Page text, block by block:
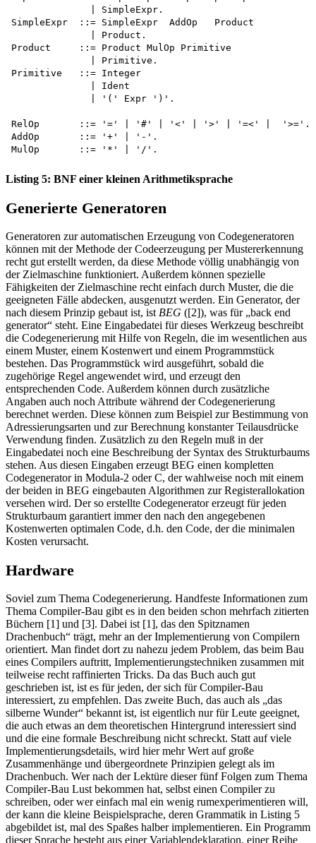
              | SimpleExpr.
SimpleExpr  ::= SimpleExpr  AddOp   Product
              | Product.
Product     ::= Product MulOp Primitive
              | Primitive.
Primitive   ::= Integer
              | Ident
              | '(' Expr ')'.
RelOp       ::= '=' | '#' | '<' | '>' | '=<' |  '>='.
AddOp       ::= '+' | '-'.
Listing 5: BNF einer kleinen Arithmetiksprache
Generierte Generatoren
Generatoren zur automatischen Erzeugung von Codegeneratoren
können mit der Methode der Codeerzeugung per Mustererkennung
recht gut erstellt werden, da diese Methode völlig unabhängig von
der Zielmaschine funktioniert. Außerdem können spezielle
Fähigkeiten der Zielmaschine recht einfach durch Muster, die die
geeigneten Fälle abdecken, ausgenutzt werden. Ein Generator, der
nach diesem Prinzip gebaut ist, ist BEG ([2]), was für „back end
generator“ steht. Eine Eingabedatei für dieses Werkzeug beschreibt
die Codegenerierung mit Hilfe von Regeln, die im wesentlichen aus
einem Muster, einem Kostenwert und einem Programmstück
bestehen. Das Programmstück wird ausgeführt, sobald die
zugehörige Regel angewendet wird, und erzeugt den
entsprechenden Code. Außerdem können durch zusätzliche
Angaben auch noch Attribute während der Codegenerierung
berechnet werden. Diese können zum Beispiel zur Bestimmung von
Adressierungsarten und zur Berechnung konstanter Teilausdrücke
Verwendung finden. Zusätzlich zu den Regeln muß in der
Eingabedatei noch eine Beschreibung der Syntax des Strukturbaums
stehen. Aus diesen Eingaben erzeugt BEG einen kompletten
Codegenerator in Modula-2 oder C, der wahlweise noch mit einem
der beiden in BEG eingebauten Algorithmen zur Registerallokation
versehen wird. Der so erstellte Codegenerator erzeugt für jeden
Strukturbaum garantiert immer den nach den angegebenen
Kostenwerten optimalen Code, d.h. den Code, der die minimalen
Kosten verursacht.
Hardware
Soviel zum Thema Codegenerierung. Handfeste Informationen zum
Thema Compiler-Bau gibt es in den beiden schon mehrfach zitierten
Büchern [1] und [3]. Dabei ist [1], das den Spitznamen
Drachenbuch“ trägt, mehr an der Implementierung von Compilern
orientiert. Man findet dort zu nahezu jedem Problem, das beim Bau
eines Compilers auftritt, Implementierungstechniken zusammen mit
teilweise recht raffinierten Tricks. Da das Buch auch gut
geschrieben ist, ist es für jeden, der sich für Compiler-Bau
interessiert, zu empfehlen. Das zweite Buch, das auch als „das
silberne Wunder“ bekannt ist, ist eigentlich nur für Leute geeignet,
die auch etwas an dem theoretischen Hintergrund interessiert sind
und die eine formale Beschreibung nicht schreckt. Statt auf viele
Implementierungsdetails, wird hier mehr Wert auf große
Zusammenhänge und übergeordnete Prinzipien gelegt als im
Drachenbuch. Wer nach der Lektüre dieser fünf Folgen zum Thema
Compiler-Bau Lust bekommen hat, selbst einen Compiler zu
schreiben, oder wer einfach mal ein wenig rumexperimentieren will,
der kann die kleine Beispielsprache, deren Grammatik in Listing 5
abgebildet ist, mal des Spaßes halber implementieren. Ein Programm
dieser Sprache besteht aus einer Variablendeklaration, einer Reihe